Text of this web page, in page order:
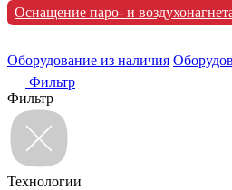
Оснащение паро- и
Оборудование из наличия
Фильтр
Фильтр
Технологии